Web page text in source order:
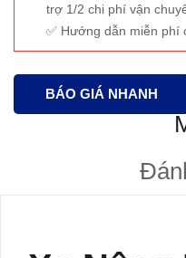
trợ 1/2 chi phí vận
Hướng dẫn miễn phí
BÁO GIÁ NHANH